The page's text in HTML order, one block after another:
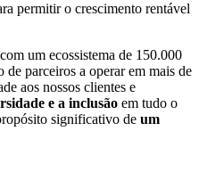
permitir o crescimento rentável
um ecossistema de 150.000
parceiros a operar em mais de
aos nossos clientes e
e a inclusão em tudo o
significativo de um